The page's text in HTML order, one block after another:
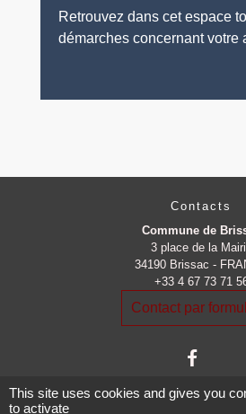
Retrouvez dans cet espace
démarches concernant votre
Contacts
Commune de
3 place de la
34190 Brissac -
+33 4 67 73 71
Contact par
This site uses cookies and gives you
to activate